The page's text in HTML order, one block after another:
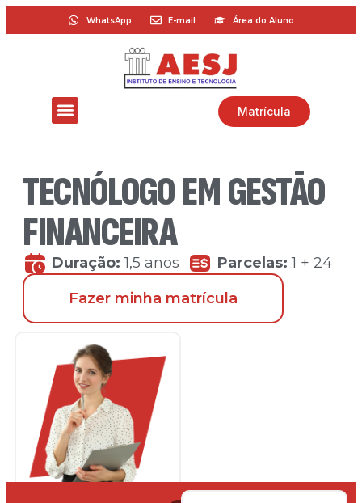
WhatsApp E-mail Área do Aluno
Matrícula
TECNÓLOGO EM GESTÃO
FINANCEIRA
Duração: 1,5 anos Parcelas:1 + 24
Fazer minha matrícula